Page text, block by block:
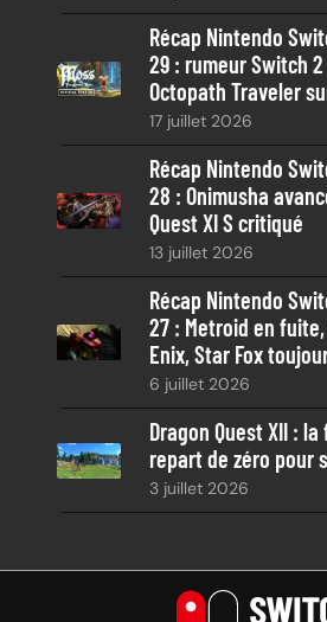
Récap Nintendo
29 : rumeur Switch 2
Octopath Traveler
17 juillet 2026
Récap Nintendo
28 : Onimusha
Quest XI S critiqué
13 juillet 2026
Récap Nintendo
27 : Metroid en
Enix, Star Fox
6 juillet 2026
Dragon Quest XII :
repart de zéro pour
3 juillet 2026